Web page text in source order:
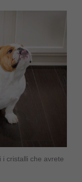
i cristalli che avrete